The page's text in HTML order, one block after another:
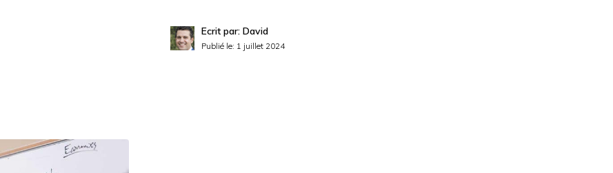
Ecrit par: David
Publié le: 1 juillet 2024